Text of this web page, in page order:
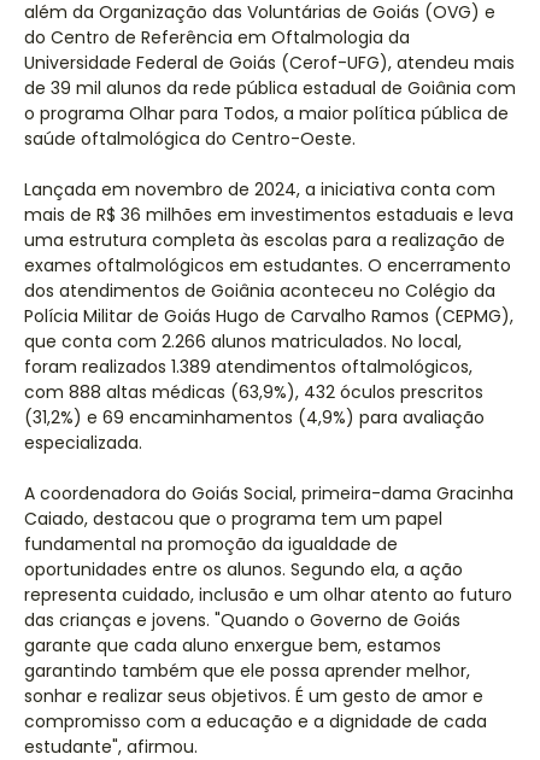
além da Organização das Voluntárias de Goiás (OVG) e
do Centro de Referência em Oftalmologia da
Universidade Federal de Goiás (Cerof-UFG), atendeu mais
de 39 mil alunos da rede pública estadual de Goiânia com
o programa Olhar para Todos, a maior política pública de
saúde oftalmológica do Centro-Oeste.
Lançada em novembro de 2024, a iniciativa conta com
mais de R$ 36 milhões em investimentos estaduais e leva
uma estrutura completa às escolas para a realização de
exames oftalmológicos em estudantes. O encerramento
dos atendimentos de Goiânia aconteceu no Colégio da
Polícia Militar de Goiás Hugo de Carvalho Ramos (CEPMG),
que conta com 2.266 alunos matriculados. No local,
foram realizados 1.389 atendimentos oftalmológicos,
com 888 altas médicas (63,9%), 432 óculos prescritos
(31,2%) e 69 encaminhamentos (4,9%) para avaliação
especializada.
A coordenadora do Goiás Social, primeira-dama Gracinha
Caiado, destacou que o programa tem um papel
fundamental na promoção da igualdade de
oportunidades entre os alunos. Segundo ela, a ação
representa cuidado, inclusão e um olhar atento ao futuro
das crianças e jovens. "Quando o Governo de Goiás
garante que cada aluno enxergue bem, estamos
garantindo também que ele possa aprender melhor,
sonhar e realizar seus objetivos. É um gesto de amor e
compromisso com a educação e a dignidade de cada
estudante", afirmou.